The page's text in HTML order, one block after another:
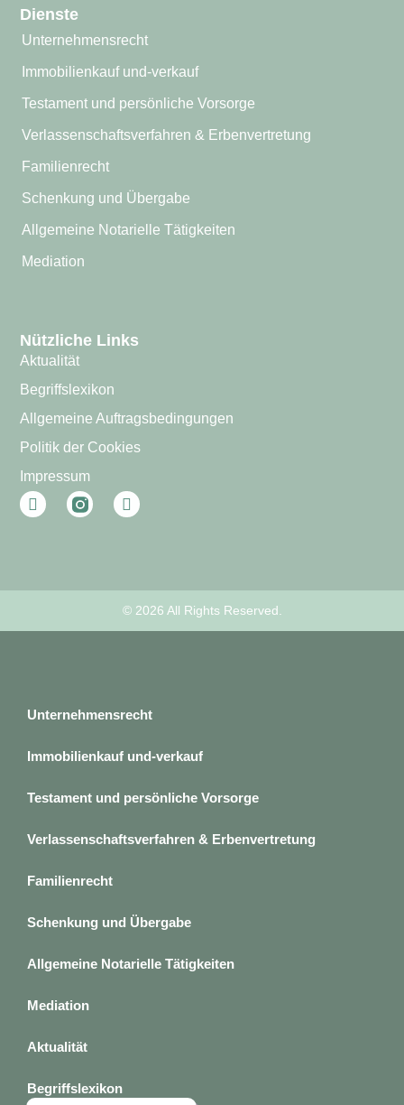
Dienste
Unternehmensrecht
Immobilienkauf und-verkauf
Testament und persönliche Vorsorge
Verlassenschaftsverfahren & Erbenvertretung
Familienrecht
Schenkung und Übergabe
Allgemeine Notarielle Tätigkeiten
Mediation
Nützliche Links
Aktualität
Begriffslexikon
Allgemeine Auftragsbedingungen
Politik der Cookies
Impressum
© 2026 All Rights Reserved.
Unternehmensrecht
Immobilienkauf und-verkauf
Testament und persönliche Vorsorge
Verlassenschaftsverfahren & Erbenvertretung
Familienrecht
Schenkung und Übergabe
Allgemeine Notarielle Tätigkeiten
Mediation
Aktualität
Begriffslexikon